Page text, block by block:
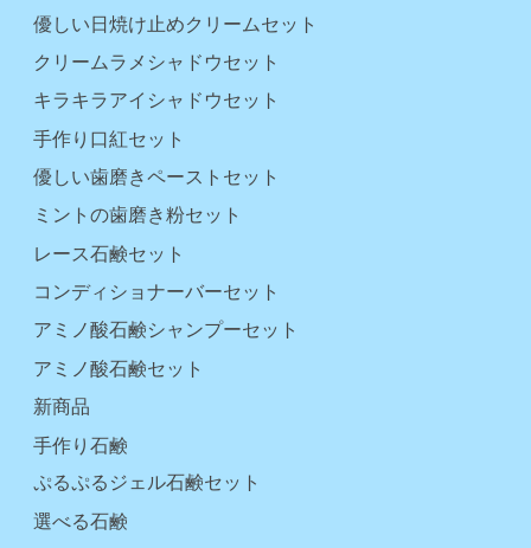
優しい日焼け止めクリームセット
クリームラメシャドウセット
キラキラアイシャドウセット
手作り口紅セット
優しい歯磨きペーストセット
ミントの歯磨き粉セット
レース石鹸セット
コンディショナーバーセット
アミノ酸石鹸シャンプーセット
アミノ酸石鹸セット
新商品
手作り石鹸
ぷるぷるジェル石鹸セット
選べる石鹸